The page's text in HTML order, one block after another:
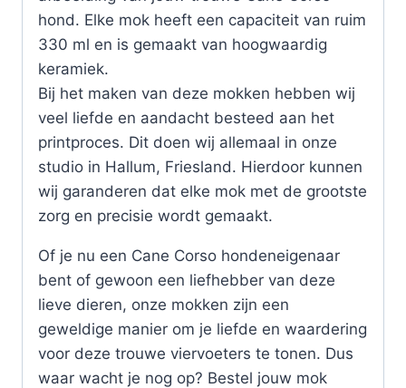
hond. Elke mok heeft een capaciteit van ruim
330 ml en is gemaakt van hoogwaardig
keramiek.
Bij het maken van deze mokken hebben wij
veel liefde en aandacht besteed aan het
printproces. Dit doen wij allemaal in onze
studio in Hallum, Friesland. Hierdoor kunnen
wij garanderen dat elke mok met de grootste
zorg en precisie wordt gemaakt.
Of je nu een Cane Corso hondeneigenaar
bent of gewoon een liefhebber van deze
lieve dieren, onze mokken zijn een
geweldige manier om je liefde en waardering
voor deze trouwe viervoeters te tonen. Dus
waar wacht je nog op? Bestel jouw mok